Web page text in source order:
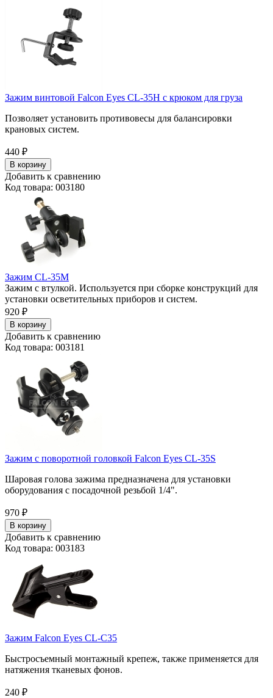
Зажим винтовой Falcon Eyes CL-35H с крюком для груза
Позволяет установить противовесы для балансировки
крановых систем.
440 ₽
В корзину
Добавить к сравнению
Код товара: 003180
Зажим CL-35M
Зажим с втулкой. Используется при сборке конструкций для
установки осветительных приборов и систем.
920 ₽
В корзину
Добавить к сравнению
Код товара: 003181
Зажим с поворотной головкой Falcon Eyes CL-35S
Шаровая голова зажима предназначена для установки
оборудования с посадочной резьбой 1/4".
970 ₽
В корзину
Добавить к сравнению
Код товара: 003183
Зажим Falcon Eyes CL-C35
Быстросъемный монтажный крепеж, также применяется для
натяжения тканевых фонов.
240 ₽